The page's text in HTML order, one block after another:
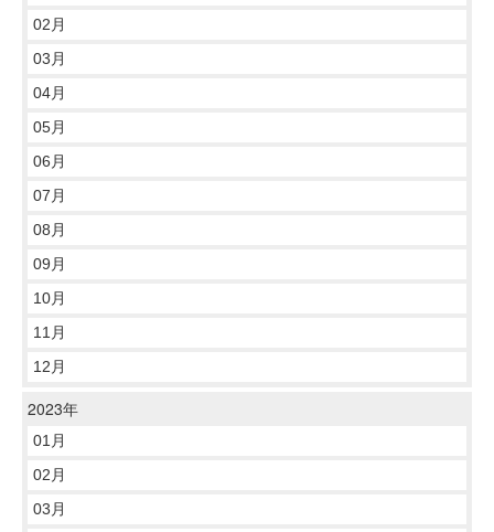
02月
03月
04月
05月
06月
07月
08月
09月
10月
11月
12月
2023年
01月
02月
03月